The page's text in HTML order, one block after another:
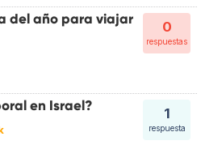
0
respuestas
del año para viajar
1
respuesta
en Israel?